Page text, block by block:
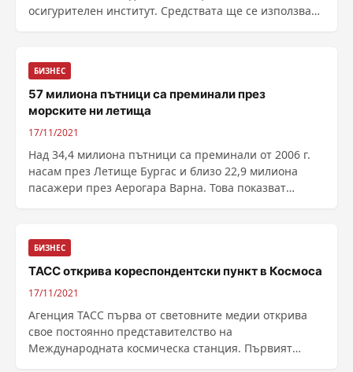
осигурителен институт. Средствата ще се използват
БИЗНЕС
57 милиона пътници са преминали през
морските ни летища
17/11/2021
Над 34,4 милиона пътници са преминали от 2006 г.
насам през Летище Бургас и близо 22,9 милиона
пасажери през Аерогара Варна. Това показват
БИЗНЕС
ТАСС открива кореспондентски пункт в Космоса
17/11/2021
Агенция ТАСС първа от световните медии открива
свое постоянно представителство на
Международната космическа станция. Първият